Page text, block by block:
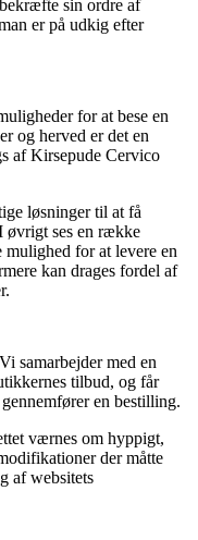
sin ordre af
er på udkig efter
for at bese en
og herved er det en
af Kirsepude Cervico
løsninger til at få
øvrigt ses en række
for at levere en
kan drages fordel af
samarbejder med en
tilbud, og får
en bestilling.
værnes om hyppigt,
der måtte
af websitets